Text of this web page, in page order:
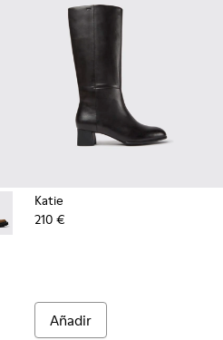
Botas de media caña de piel
005 004 - Botines de nobuk
- K400809-002
Katie
210 €
Añadir